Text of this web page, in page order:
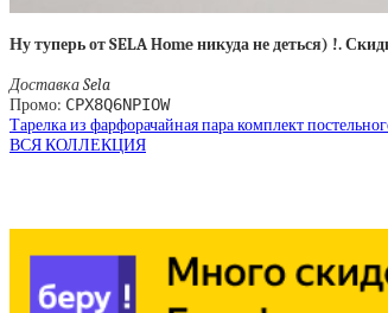
Ну туперь от SELA Home никуда не деться) !.
Доставка Sela
Промо: CPX8Q6NPIOW
Тарелка из фарфорачайная паракомплект
ВСЯ КОЛЛЕКЦИЯ